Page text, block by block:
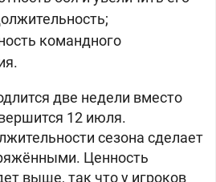
командного
две недели вместо
12 июля.
сезона сделает
Ценность
выше, так что у игроков